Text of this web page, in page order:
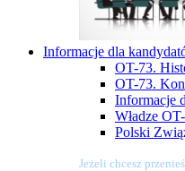
Informacje dla
OT-73.
OT-73.
Informacje
Władze
Polski
Jeżeli chcesz